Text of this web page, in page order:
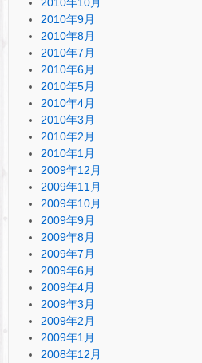
2010年9月
2010年8月
2010年7月
2010年6月
2010年5月
2010年4月
2010年3月
2010年2月
2010年1月
2009年12月
2009年11月
2009年10月
2009年9月
2009年8月
2009年7月
2009年6月
2009年4月
2009年3月
2009年2月
2009年1月
2008年12月